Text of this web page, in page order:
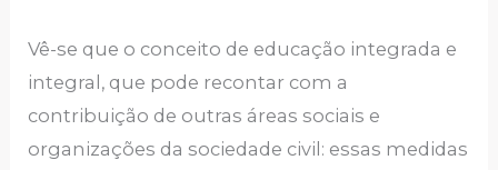
Vê-se que o conceito de educação integrada e
integral, que pode recontar com a
contribuição de outras áreas sociais e
organizações da sociedade civil: essas medidas